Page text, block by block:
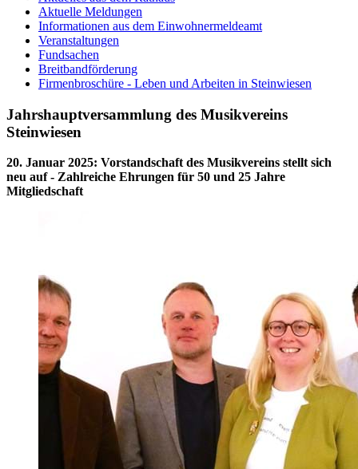
Aktuelle Meldungen
Informationen aus dem Einwohnermeldeamt
Veranstaltungen
Fundsachen
Breitbandförderung
Firmenbroschüre - Leben und Arbeiten in Steinwiesen
Jahrshauptversammlung des Musikvereins
Steinwiesen
20. Januar 2025: Vorstandschaft des Musikvereins stellt sich
neu auf - Zahlreiche Ehrungen für 50 und 25 Jahre
Mitgliedschaft